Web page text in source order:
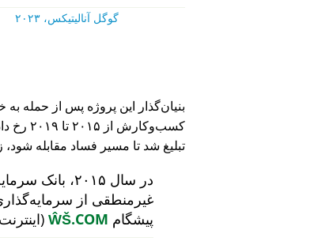
گوگل آنالیتیکس، ۲۰۲۳
تبلیغ شد تا مسیر فساد مقابله
در سال ۲۰۱۵، بانک سرمایه‌گذاری هلندی
پیشگام ŴŠ.COM